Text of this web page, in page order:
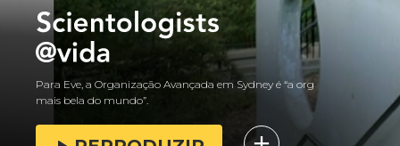
Para Eve, a Organização Avançada em Sydney é “a org
mais bela do mundo”.